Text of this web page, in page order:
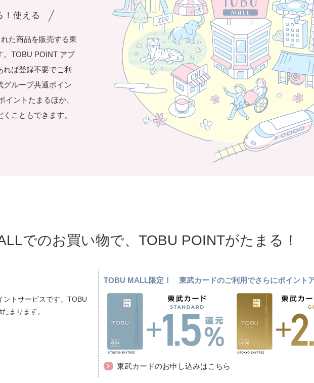
！使える
た商品を販売する東
。TOBU POINT アプ
ば登録不要でご利
グループ共通ポイン
イントたまるほか、
こともできます。
でのお買い物で、TOBU POINTがたまる！
ントサービスです。TOBU
まります。
TOBU MALL限定！ 東武カードのご利用でさらにポイントア
東武カードのお申し込みはこちら